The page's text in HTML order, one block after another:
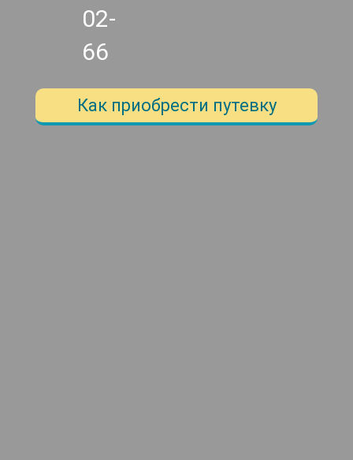
02-
66
Как приобрести путевку